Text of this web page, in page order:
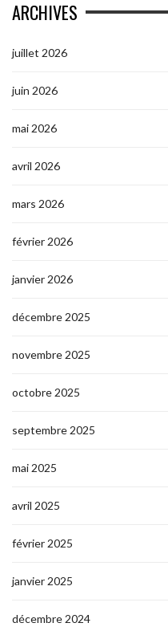
ARCHIVES
juillet 2026
juin 2026
mai 2026
avril 2026
mars 2026
février 2026
janvier 2026
décembre 2025
novembre 2025
octobre 2025
septembre 2025
mai 2025
avril 2025
février 2025
janvier 2025
décembre 2024